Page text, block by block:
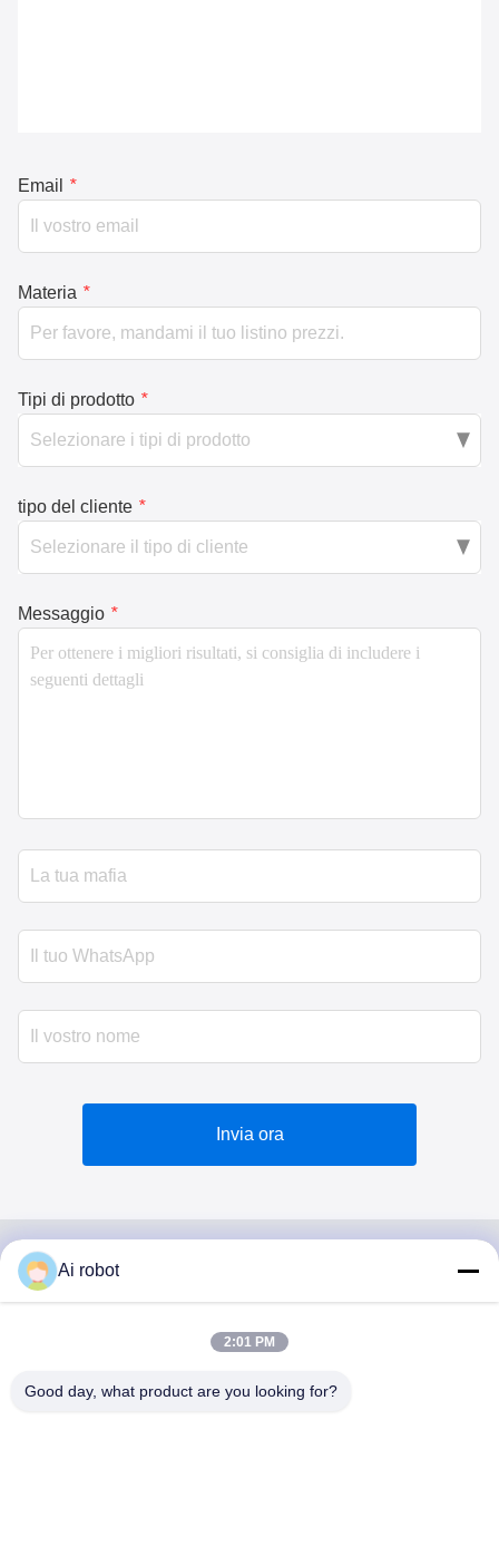
Email *
Materia *
Tipi di prodotto *
tipo del cliente *
Messaggio *
Invia ora
VIVI DENTAI
LABORATORY
Ai robot
2:01 PM
Good day, what product are you looking for?